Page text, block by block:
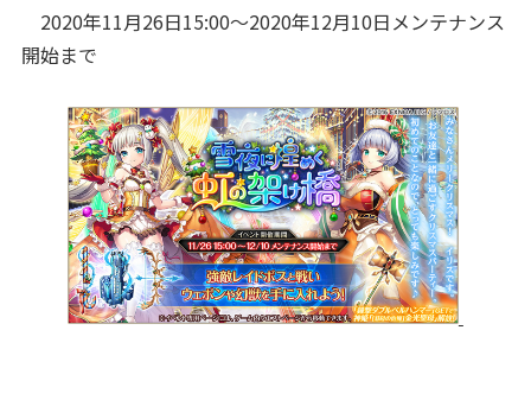
2020年11月26日15:00～2020年12月10日メンテナンス
開始まで